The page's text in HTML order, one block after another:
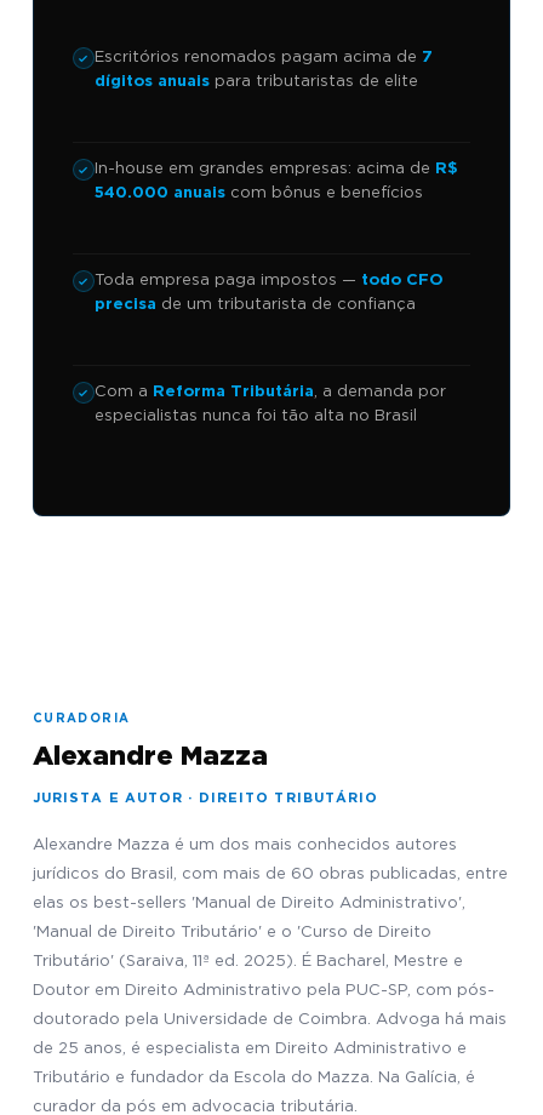
Escritórios renomados pagam acima de 7
dígitos anuaispara tributaristas de elite
In-house em grandes empresas: acima de
R$
540.000 anuaiscom bônus e benefícios
Toda empresa paga impostos — todo CFO
precisa de um tributarista de confiança
Com a Reforma Tributária , a demanda por
especialistas nunca foi tão alta no Brasil
CURADORIA
Alexandre Mazza
JURISTA E AUTOR · DIREITO TRIBUTÁRIO
Alexandre Mazza é um dos mais conhecidos autores
jurídicos do Brasil, com mais de 60 obras publicadas, entre
elas os best-sellers 'Manual de Direito Administrativo',
'Manual de Direito Tributário' e o 'Curso de Direito
Tributário' (Saraiva, 11ª ed. 2025). É Bacharel, Mestre e
Doutor em Direito Administrativo pela PUC-SP, com pós-
doutorado pela Universidade de Coimbra. Advoga há mais
de 25 anos, é especialista em Direito Administrativo e
Tributário e fundador da Escola do Mazza. Na Galícia, é
curador da pós em advocacia tributária.